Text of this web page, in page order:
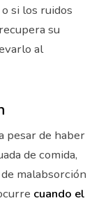
si los ruidos
su
al
pesar de haber
de comida,
malabsorción
cuando el